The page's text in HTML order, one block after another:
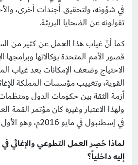
في شؤونه، ولتحقيق أجندات أخرى،
تقولونه عن الضحايا البريئة.
كما أنّ غياب هذا العمل عن كثير من
قصور الأمم المتحدة بوكالاتها وبرامجها
الاحتياج وضعف الإمكانات بعد غياب
القوية، وتغييب مؤسسات المملكة
أزمة الثقة بين حكومات الدول
ولهذا الاعتبار وغيره كان مؤتمر القمة
في إسطنبول في مايو 2016م، وهو الأول من نوعه.
لماذا حُصِر العمل التطوعي والإغاثي
إليه داخلياً؟